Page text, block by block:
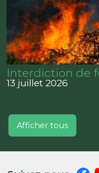
Interdiction de
13 juillet 2026
Afficher tous